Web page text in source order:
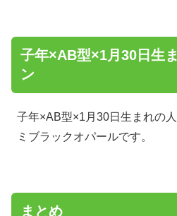
子年×AB型×1月30日生
ン
子年×AB型×1月30日生まれの
ミブラックオパールです。
まとめ